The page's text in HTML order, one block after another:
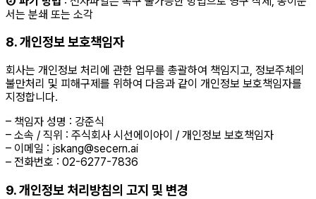
서는 분쇄 또는 소각
8. 개인정보 보호책임자
회사는 개인정보 처리에 관한 업무를 총괄하여 책임지고, 정보주체의
불만처리 및 피해구제를 위하여 다음과 같이 개인정보 보호책임자를
지정합니다.
– 책임자 성명 : 강준식
– 소속 / 직위 : 주식회사 시선에이아이 / 개인정보 보호책임자
– 이메일 : jskang@secern.ai
– 전화번호 : 02-6277-7836
9. 개인정보 처리방침의 고지 및 변경